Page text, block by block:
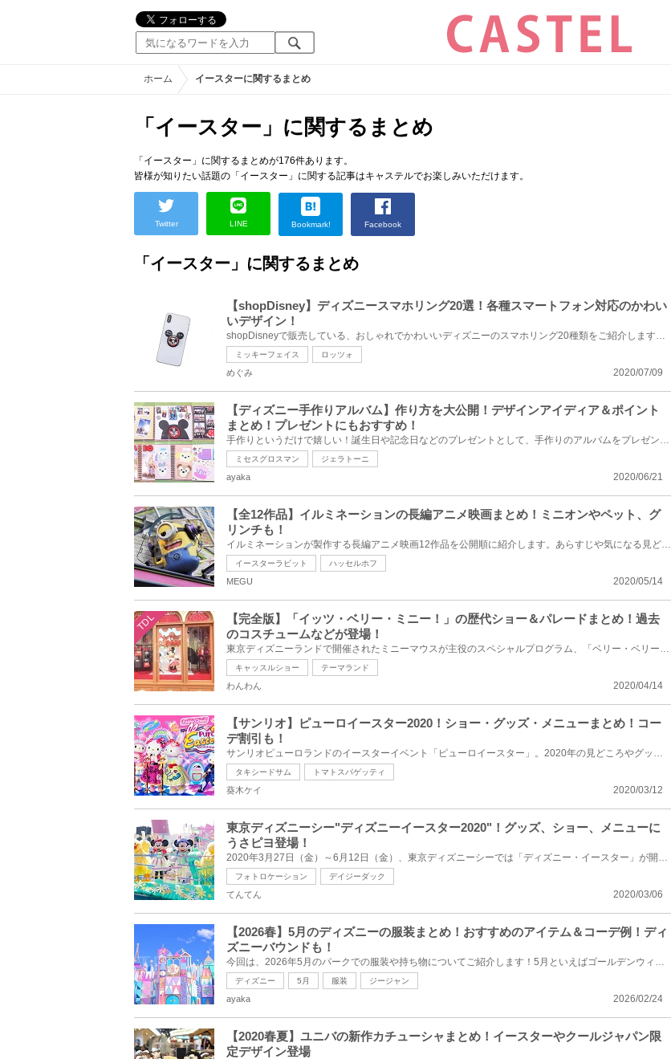
ホーム イースターに関するまとめ
「イースター」に関するまとめ
「イースター」に関するまとめが176件あります。
皆様が知りたい話題の「イースター」に関する記事はキャステルでお楽しみいただけます。
Twitter LINE Bookmark! Facebook
「イースター」に関するまとめ
【shopDisney】ディズニースマホリング20選！各種スマートフォン対応のかわい
いデザイン！
shopDisneyで販売している、おしゃれでかわいいディズニーのスマホリング20種類をご紹介します。スマホ...
ミッキーフェイス ロッツォ
2020/07/09
めぐみ
【ディズニー手作りアルバム】作り方を大公開！デザインアイディア＆ポイント
まとめ！プレゼントにもおすすめ！
手作りというだけで嬉しい！誕生日や記念日などのプレゼントとして、手作りのアルバムをプレゼントして...
ミセスグロスマン ジェラトーニ
2020/06/21
ayaka
【全12作品】イルミネーションの長編アニメ映画まとめ！ミニオンやペット、グ
リンチも！
イルミネーションが製作する長編アニメ映画12作品を公開順に紹介します。あらすじや気になる見どころ、...
イースターラビット ハッセルホフ
2020/05/14
MEGU
TDL
【完全版】「イッツ・ベリー・ミニー！」の歴代ショー＆パレードまとめ！過去
のコスチュームなどが登場！
東京ディズニーランドで開催されたミニーマウスが主役のスペシャルプログラム、「ベリー・ベリー・ミニ...
キャッスルショー テーマランド
2020/04/14
わんわん
【サンリオ】ピューロイースター2020！ショー・グッズ・メニューまとめ！コー
デ割引も！
サンリオピューロランドのイースターイベント「ピューロイースター」。2020年の見どころやグッズなどの...
タキシードサム トマトスパゲッティ
2020/03/12
葵木ケイ
東京ディズニーシー"ディズニーイースター2020"！グッズ、ショー、メニューに
うさピヨ登場！
2020年3月27日（金）～6月12日（金）、東京ディズニーシーでは「ディズニー・イースター」が開催されま...
フォトロケーション デイジーダック
2020/03/06
てんてん
【2026春】5月のディズニーの服装まとめ！おすすめのアイテム＆コーデ例！ディ
ズニーバウンドも！
今回は、2026年5月のパークでの服装や持ち物についてご紹介します！5月といえばゴールデンウィークがあ...
ディズニー 5月 服装 ジージャン
2026/02/24
ayaka
【2020春夏】ユニバの新作カチューシャまとめ！イースターやクールジャパン限
定デザイン登場